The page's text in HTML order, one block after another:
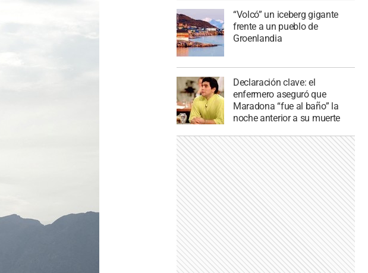
“Volcó” un iceberg gigante
frente a un pueblo de
Groenlandia
Declaración clave: el
enfermero aseguró que
Maradona “fue al baño” la
noche anterior a su muerte